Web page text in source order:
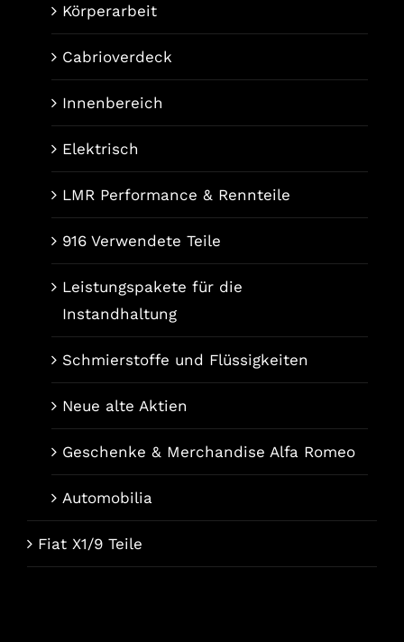
Körperarbeit
Cabrioverdeck
Innenbereich
Elektrisch
LMR Performance & Rennteile
916 Verwendete Teile
Leistungspakete für die
Instandhaltung
Schmierstoffe und Flüssigkeiten
Neue alte Aktien
Geschenke & Merchandise Alfa Romeo
Automobilia
Fiat X1/9 Teile